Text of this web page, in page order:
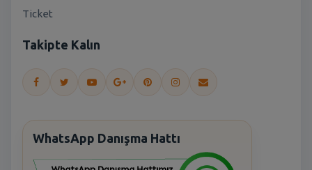
Ticket
Takipte Kalın
WhatsApp Danışma Hattı